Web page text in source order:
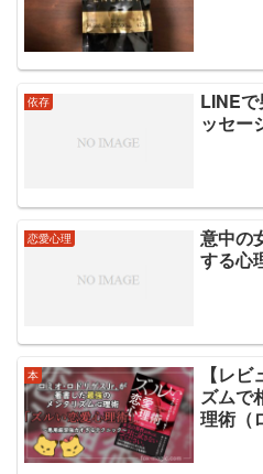
依存
LINE
ッセー
恋愛心理
意中の
する心
本
【レ
ズムで
理術（